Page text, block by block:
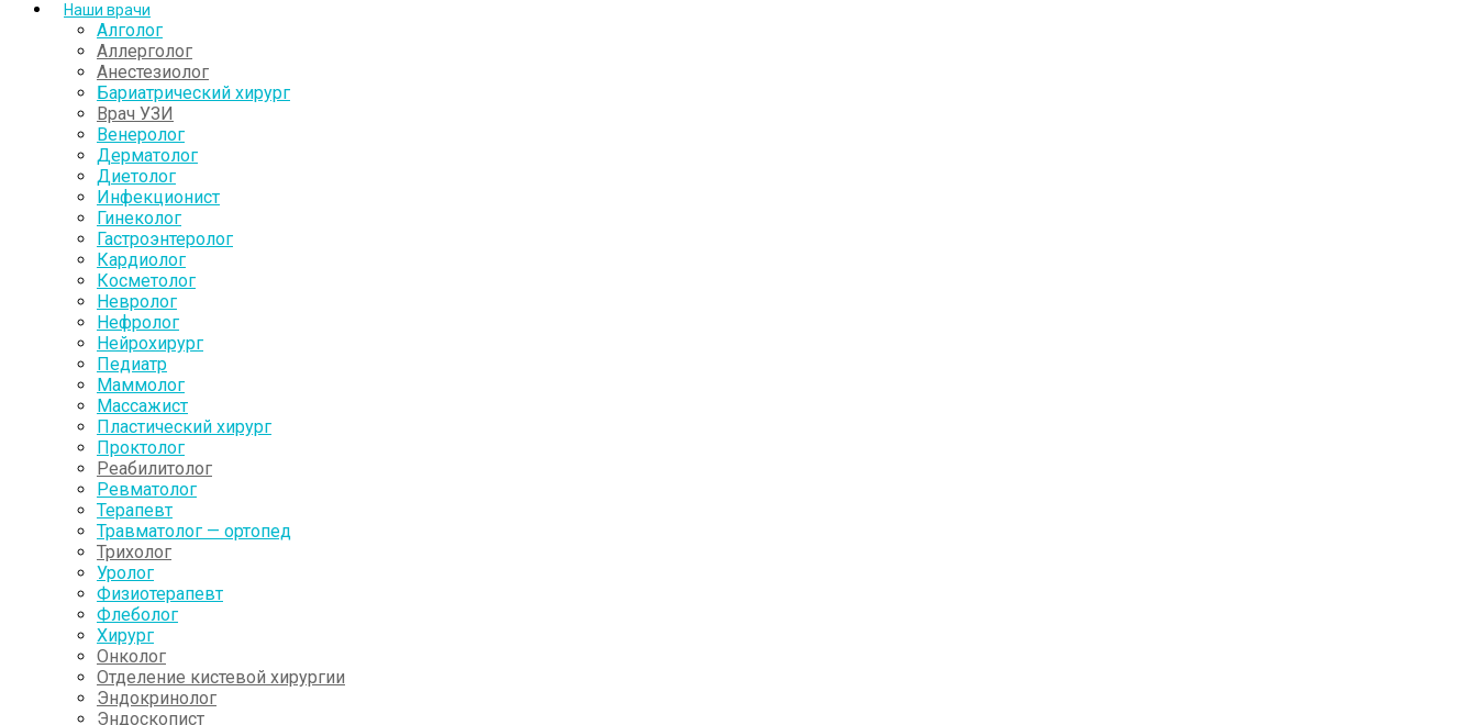
Наши врачи
Алголог
Аллерголог
Анестезиолог
Бариатрический хирург
Врач УЗИ
Венеролог
Дерматолог
Диетолог
Инфекционист
Гинеколог
Гастроэнтеролог
Кардиолог
Косметолог
Невролог
Нефролог
Нейрохирург
Педиатр
Маммолог
Массажист
Пластический хирург
Проктолог
Реабилитолог
Ревматолог
Терапевт
Травматолог — ортопед
Трихолог
Уролог
Физиотерапевт
Флеболог
Хирург
Онколог
Отделение кистевой хирургии
Эндокринолог
Эндоскопист